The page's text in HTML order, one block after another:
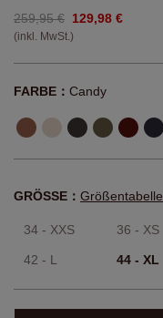
259,95 € 129,98 €
(inkl. MwSt.)
FARBE： Candy
GRÖSSE： Größentabelle
34 - XXS 36 - XS
42 - L 44 - XL